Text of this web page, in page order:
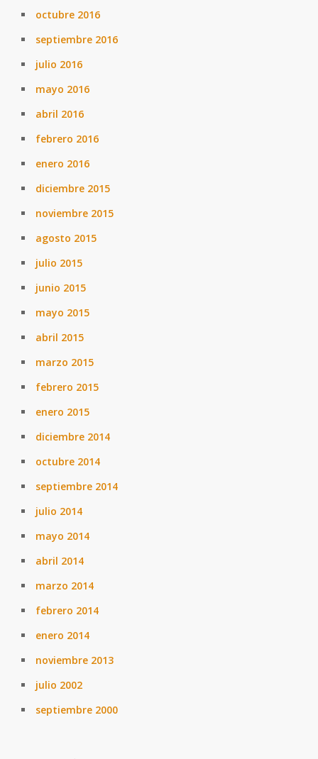
octubre 2016
septiembre 2016
julio 2016
mayo 2016
abril 2016
febrero 2016
enero 2016
diciembre 2015
noviembre 2015
agosto 2015
julio 2015
junio 2015
mayo 2015
abril 2015
marzo 2015
febrero 2015
enero 2015
diciembre 2014
octubre 2014
septiembre 2014
julio 2014
mayo 2014
abril 2014
marzo 2014
febrero 2014
enero 2014
noviembre 2013
julio 2002
septiembre 2000